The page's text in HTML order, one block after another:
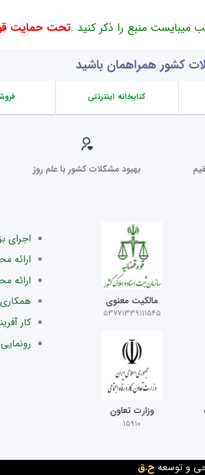
منبع را ذکر کنید .تحت حمایت
کشور همراهمان باشید
کتابخانه اینترنتی
بهبود مشکلات کشور با علم روز
مالکیت معنوی
53771339111545
وزارت تعاون
15910
اجرای
ارائه
ارائه
همکاری 15 دانشجوی صنایع کشاورزی
کار
و توسعه ح.ق